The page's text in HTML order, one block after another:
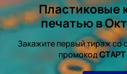
Пластиковые
печатью в
Закажите первый тираж со
промокодСТАРТ